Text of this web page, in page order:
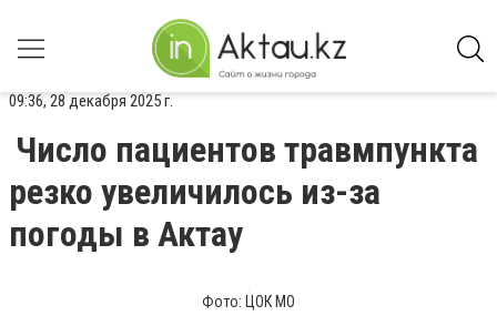
09:36, 28 декабря 2025 г.
Число пациентов травмпункта
резко увеличилось из-за
погоды в Актау
Фото: ЦОК МО